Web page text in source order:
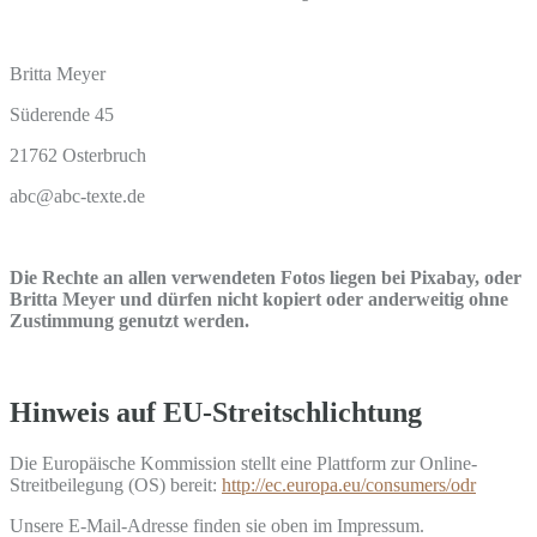
Britta Meyer
Süderende 45
21762 Osterbruch
abc@abc-texte.de
Die Rechte an allen verwendeten Fotos liegen bei Pixabay, oder
Britta Meyer und dürfen nicht kopiert oder anderweitig ohne
Zustimmung genutzt werden.
Hinweis auf EU-Streitschlichtung
Die Europäische Kommission stellt eine Plattform zur Online-
Streitbeilegung (OS) bereit: http://ec.europa.eu/consumers/odr
Unsere E-Mail-Adresse finden sie oben im Impressum.